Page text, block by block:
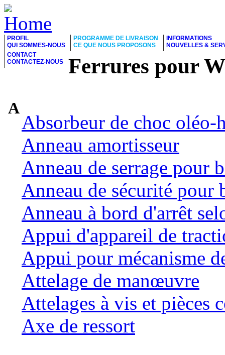
PROFIL
QUI SOMMES-NOUS
PROGRAMME DE LIVRAISON
CE QUE NOUS PROPOSONS
INFORMATIONS
NOUVELLES &
CONTACT
CONTACTEZ-NOUS
Ferrures pour
A
Absorbeur de choc oléo-
Anneau amortisseur
Anneau de serrage pour
Anneau de sécurité pour
Anneau à bord d'arrêt
Appui d'appareil de
Appui pour mécanisme
Attelage de manœuvre
Attelages à vis et pièces
Axe de ressort